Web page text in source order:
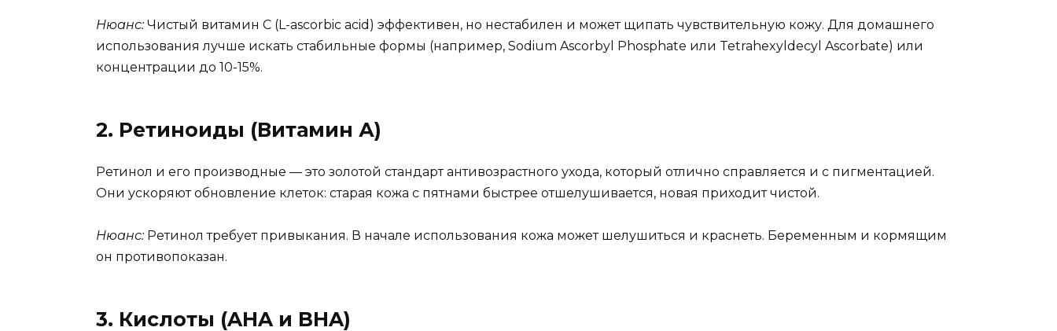
Нюанс:Чистый витамин С (L-ascorbic acid) эффективен, но нестабилен и может щипать чувствительную кожу. Для домашнего
использования лучше искать стабильные формы (например, Sodium Ascorbyl Phosphate или Tetrahexyldecyl Ascorbate) или
концентрации до 10-15%.
2. Ретиноиды (Витамин А)
Ретинол и его производные — это золотой стандарт антивозрастного ухода, который отлично справляется и с пигментацией.
Они ускоряют обновление клеток: старая кожа с пятнами быстрее отшелушивается, новая приходит чистой.
Нюанс:Ретинол требует привыкания. В начале использования кожа может шелушиться и краснеть. Беременным и кормящим
он противопоказан.
3. Кислоты (AHA и BHA)